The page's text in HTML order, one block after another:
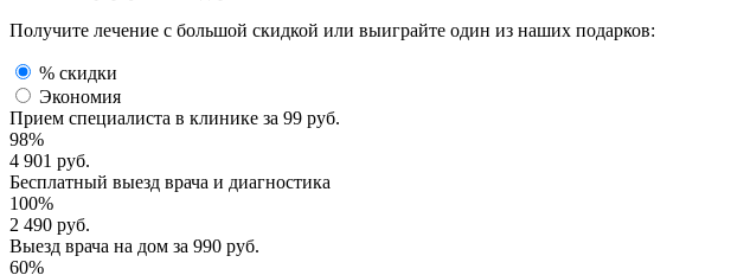
Получите лечение с большой скидкой или выиграйте один из наших подарков:
% скидки
Экономия
Прием специалиста в клинике за 99 руб.
98%
4 901 руб.
Бесплатный выезд врача и диагностика
100%
2 490 руб.
Выезд врача на дом за 990 руб.
60%